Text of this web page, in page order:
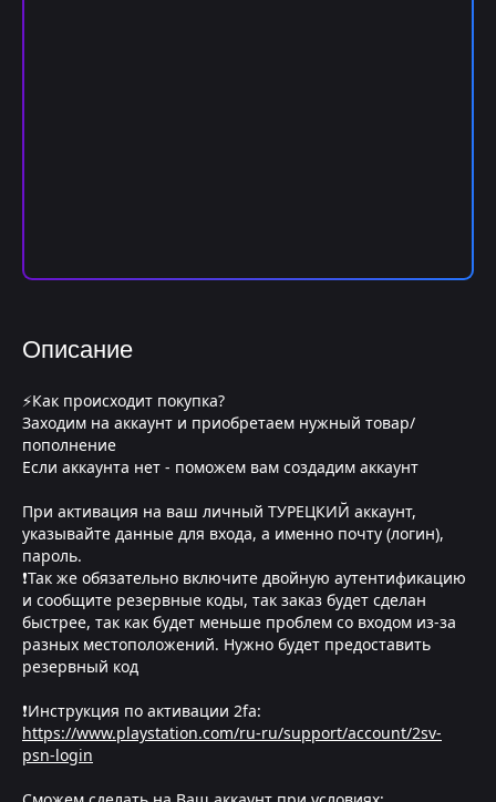
Описание
⚡Как происходит покупка?
Заходим на аккаунт и приобретаем нужный товар/
пополнение
Если аккаунта нет - поможем вам создадим аккаунт
При активация на ваш личный ТУРЕЦКИЙ аккаунт,
указывайте данные для входа, а именно почту (логин),
пароль.
❗Так же обязательно включите двойную аутентификацию
и сообщите резервные коды, так заказ будет сделан
быстрее, так как будет меньше проблем со входом из-за
разных местоположений. Нужно будет предоставить
резервный код
❗Инструкция по активации 2fa:
https://www.playstation.com/ru-ru/support/account/2sv-
psn-login